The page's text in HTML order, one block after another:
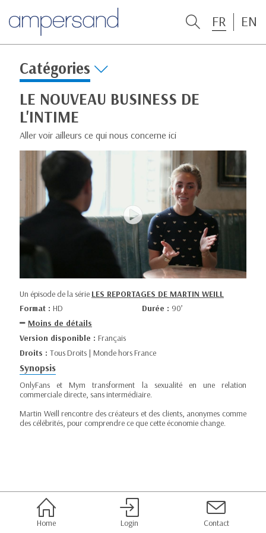
FR EN
Catégories
LE NOUVEAU BUSINESS DE
L'INTIME
Aller voir ailleurs ce qui nous concerne ici
Un épisode de la série LES REPORTAGES DE MARTIN WEILL
Format : HD Durée : 90’
Moins de détails
Version disponible : Français
Droits : Tous Droits | Monde hors France
Synopsis
OnlyFans et Mym transforment la sexualité en une relation
commerciale directe, sans intermédiaire.
Martin Weill rencontre des créateurs et des clients, anonymes comme
des célébrités, pour comprendre ce que cette économie change.
Home Login Contact